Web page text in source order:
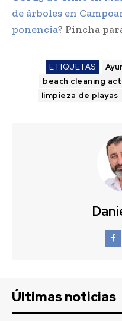
de árboles en
ponencia? Pincha
ETIQUETAS
beach cleaning
limpieza de playas
Últimas noticias